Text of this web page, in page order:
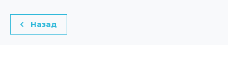
Назад